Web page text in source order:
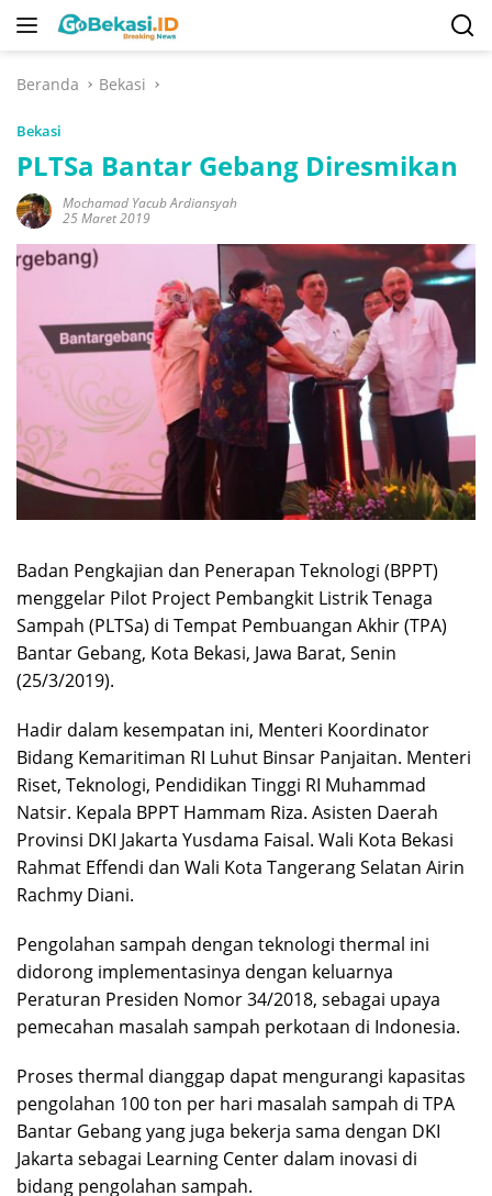
Langsung
Beranda
Bekasi
Bekasi
PLTSa Bantar Gebang Diresmikan
Mochamad Yacub Ardiansyah
25 Maret 2019
Badan Pengkajian dan Penerapan Teknologi (BPPT)
menggelar Pilot Project Pembangkit Listrik Tenaga
Sampah (PLTSa) di Tempat Pembuangan Akhir (TPA)
Bantar Gebang, Kota Bekasi, Jawa Barat, Senin
(25/3/2019).
Hadir dalam kesempatan ini, Menteri Koordinator
Bidang Kemaritiman RI Luhut Binsar Panjaitan. Menteri
Riset, Teknologi, Pendidikan Tinggi RI Muhammad
Natsir. Kepala BPPT Hammam Riza. Asisten Daerah
Provinsi DKI Jakarta Yusdama Faisal. Wali Kota Bekasi
Rahmat Effendi dan Wali Kota Tangerang Selatan Airin
Rachmy Diani.
Pengolahan sampah dengan teknologi thermal ini
didorong implementasinya dengan keluarnya
Peraturan Presiden Nomor 34/2018, sebagai upaya
pemecahan masalah sampah perkotaan di Indonesia.
Proses thermal dianggap dapat mengurangi kapasitas
pengolahan 100 ton per hari masalah sampah di TPA
Bantar Gebang yang juga bekerja sama dengan DKI
Jakarta sebagai Learning Center dalam inovasi di
bidang pengolahan sampah.